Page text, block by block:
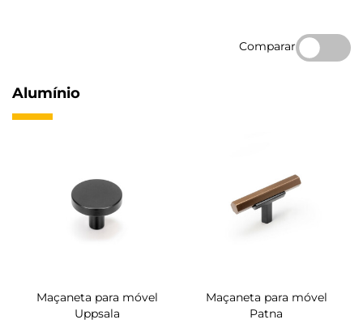
Comparar
Alumínio
Maçaneta para móvel
Uppsala
Maçaneta para móvel
Patna